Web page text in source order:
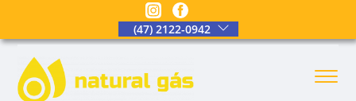
(47) 2122-0942